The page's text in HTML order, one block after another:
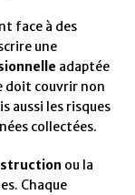
face à des
une
adaptée
doit couvrir non
aussi les risques
collectées.
ou la
Chaque